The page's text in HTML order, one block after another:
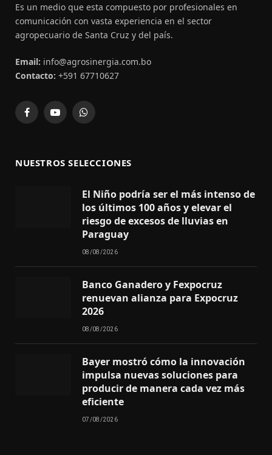
Es un medio que esta compuesto por profesionales en
comunicación con vasta experiencia en el sector
agropecuario de Santa Cruz y del país.
Email: info@agrosinergia.com.bo
Contacto: +591 67710627
FacebookYouTubeWhatsApp
NUESTROS SELECCIONES
El Niño podría ser el más intenso de
los últimos 100 años y elevar el
riesgo de excesos de lluvias en
Paraguay
08/08/2026
Banco Ganadero y Fexpocruz
renuevan alianza para Expocruz
2026
08/08/2026
Bayer mostró cómo la innovación
impulsa nuevas soluciones para
producir de manera cada vez más
eficiente
07/08/2026